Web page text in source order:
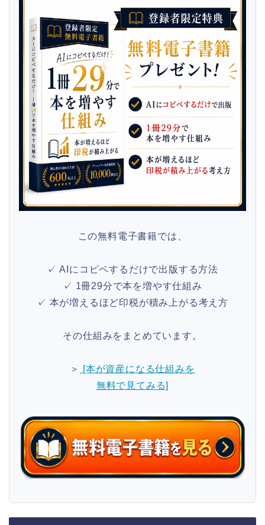
この無料電子書籍では、
✓ AIにコピペするだけで出版する方法
✓ 1冊29分で本を増やす仕組み
✓ 本が増えるほど印税が積み上がる考え方
その仕組みをまとめています。
＞
[本が資産になる仕組みを
無料で見てみる]